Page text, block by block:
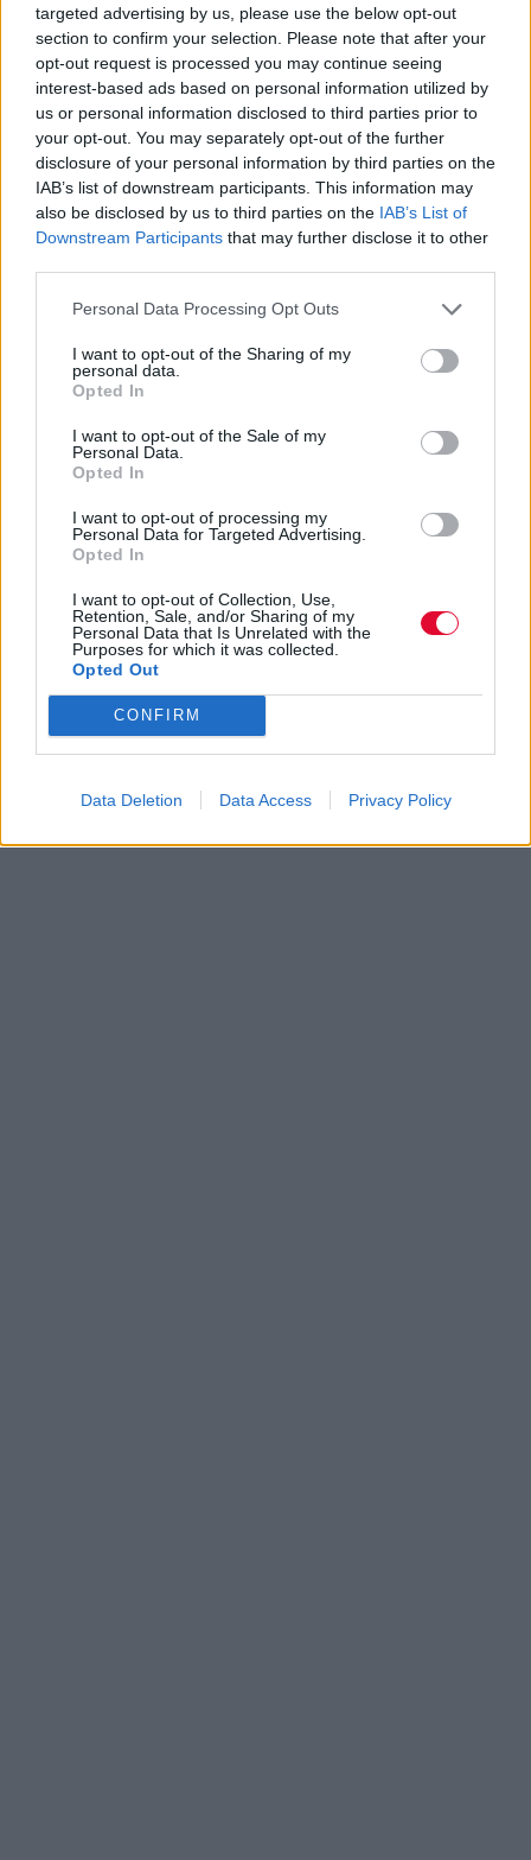
targeted advertising by us, please use the below opt-out
section to confirm your selection. Please note that after your
opt-out request is processed you may continue seeing
interest-based ads based on personal information utilized by
us or personal information disclosed to third parties prior to
your opt-out. You may separately opt-out of the further
disclosure of your personal information by third parties on the
IAB’s list of downstream participants. This information may
also be disclosed by us to third parties on the IAB’s List of
Downstream Participants that may further disclose it to other
Personal Data Processing Opt Outs
I want to opt-out of the Sharing of my
personal data.
Opted In
I want to opt-out of the Sale of my
Personal Data.
Opted In
I want to opt-out of processing my
Personal Data for Targeted Advertising.
Opted In
I want to opt-out of Collection, Use,
Retention, Sale, and/or Sharing of my
Personal Data that Is Unrelated with the
Purposes for which it was collected.
Opted Out
CONFIRM
Data Deletion Data Access Privacy Policy